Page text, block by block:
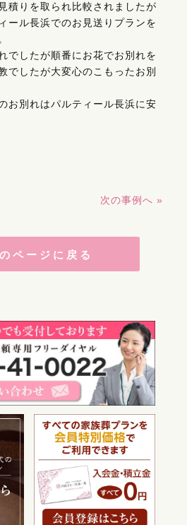
積りを取られ比較されましたが
ール長浜でのお見送りプランを
でしたが順番にお花でお別れを
でしたが大変心のこもったお別
お別れはパルティール長浜に安
次の事例へ »
ページに戻る